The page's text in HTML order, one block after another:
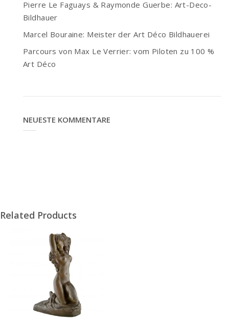
Pierre Le Faguays & Raymonde Guerbe: Art-Deco-
Bildhauer
Marcel Bouraine: Meister der Art Déco Bildhauerei
Parcours von Max Le Verrier: vom Piloten zu 100 %
Art Déco
NEUESTE KOMMENTARE
Related Products